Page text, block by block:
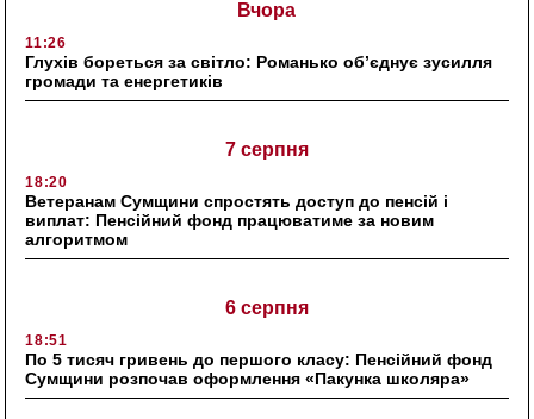
Вчора
11:26
Глухів бореться за світло: Романько об’єднує зусилля
громади та енергетиків
7 серпня
18:20
Ветеранам Сумщини спростять доступ до пенсій і
виплат: Пенсійний фонд працюватиме за новим
алгоритмом
6 серпня
18:51
По 5 тисяч гривень до першого класу: Пенсійний фонд
Сумщини розпочав оформлення «Пакунка школяра»